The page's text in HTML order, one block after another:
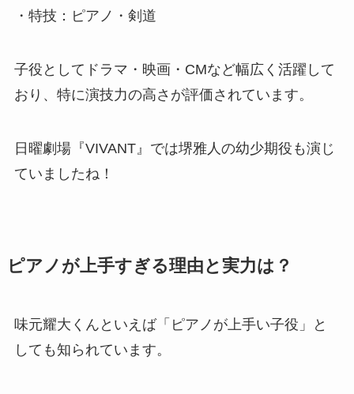
・特技：ピアノ・剣道
子役としてドラマ・映画・CMなど幅広く活躍して
おり、特に演技力の高さが評価されています。
日曜劇場『VIVANT』では堺雅人の幼少期役も演じ
ていましたね！
ピアノが上手すぎる理由と実力は？
味元耀大くんといえば「ピアノが上手い子役」と
しても知られています。